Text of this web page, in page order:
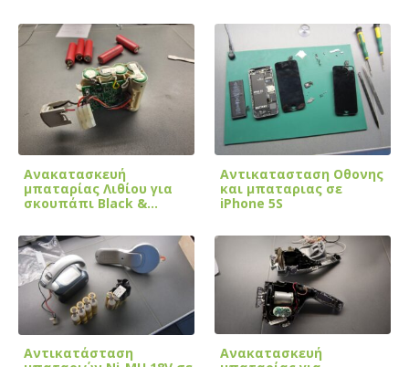
Ανακατασκευή
μπαταρίας Λιθίου για
σκουπάπι Black &…
Αντικατασταση Οθονης
και μπαταριας σε
iPhone 5S
Αντικατάσταση
Ανακατασκευή